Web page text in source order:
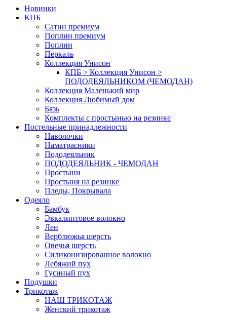
Новинки
КПБ
Сатин премиум
Поплин премиум
Поплин
Перкаль
Коллекция Унисон
КПБ > Коллекция Унисон >
ПОДОДЕЯЛЬНИКОМ (ЧЕМОДАН)
Коллекция Маленький мир
Коллекция Любимый дом
Бязь
Комплекты с простынью на резинке
Постельные принадлежности
Наволочки
Наматрасники
Пододеяльник
ПОДОДЕЯЛЬНИК - ЧЕМОДАН
Простыни
Простыня на резинке
Пледы, Покрывала
Одеяло
Бамбук
Эвкалиптовое волокно
Лен
Верблюжья шерсть
Овечья шерсть
Силиконизированное волокно
Лебяжий пух
Гусиный пух
Подушки
Трикотаж
НАШ ТРИКОТАЖ
Женский трикотаж